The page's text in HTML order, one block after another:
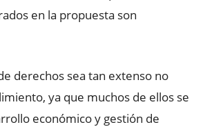
en la propuesta son
derechos sea tan extenso no
ya que muchos de ellos se
económico y gestión de